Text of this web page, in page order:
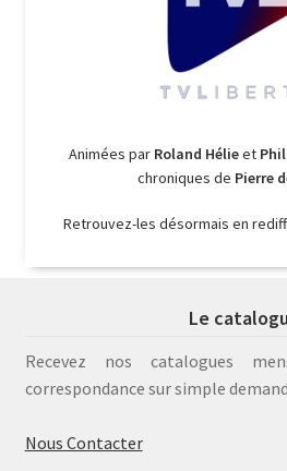
Animées par Roland Hélieet
chroniques de Pierre
Retrouvez-les désormais en
Le
Recevez nos catalogues
correspondance sur simple
Nous Contacter